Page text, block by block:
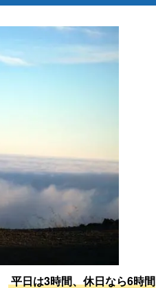
平日は3時間、休日なら6時間